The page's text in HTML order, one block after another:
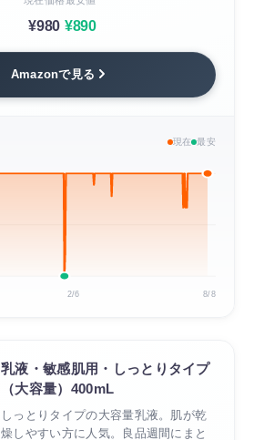
¥980 ¥890
Amazonで見る
現在 最安
2/6 8/8
乳液・敏感肌用・しっとりタイプ
（大容量）400mL
しっとりタイプの大容量乳液。肌が乾
燥しやすい方に人気。良品週間にまと